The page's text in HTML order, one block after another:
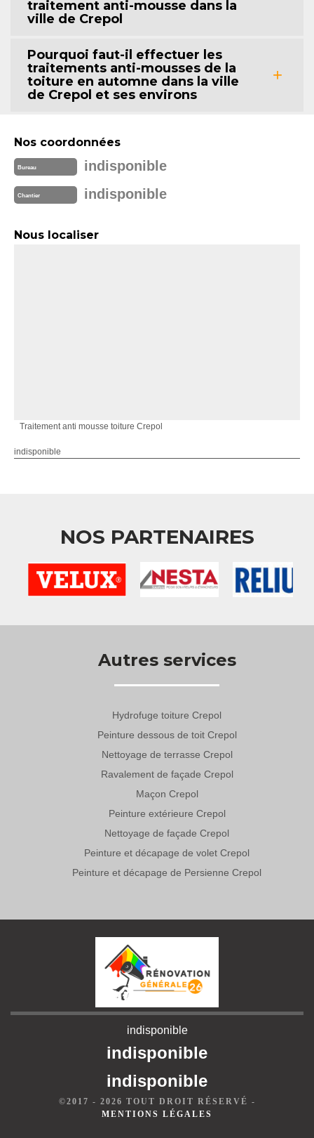
traitement anti-mousse dans la
ville de Crepol
Pourquoi faut-il effectuer les
traitements anti-mousses de la
toiture en automne dans la ville
de Crepol et ses environs
Nos coordonnées
Bureau indisponible
Chantier indisponible
Nous localiser
Traitement anti mousse toiture Crepol
indisponible
NOS PARTENAIRES
Autres services
Hydrofuge toiture Crepol
Peinture dessous de toit Crepol
Nettoyage de terrasse Crepol
Ravalement de façade Crepol
Maçon Crepol
Peinture extérieure Crepol
Nettoyage de façade Crepol
Peinture et décapage de volet Crepol
Peinture et décapage de Persienne Crepol
indisponible
indisponible
indisponible
©2017 - 2026 TOUT DROIT RÉSERVÉ -
MENTIONS LÉGALES